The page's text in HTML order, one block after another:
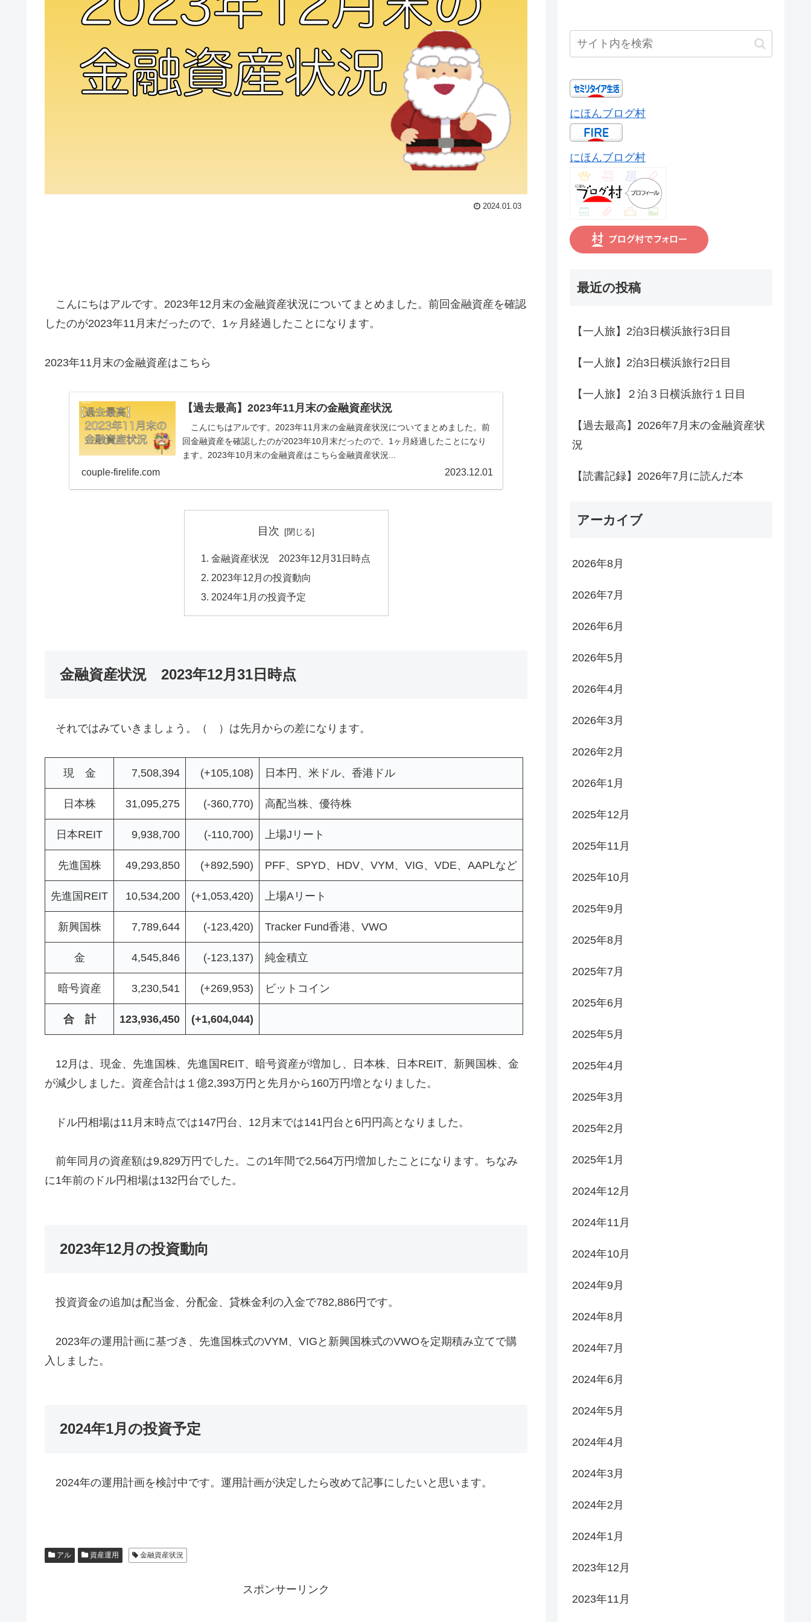
2024.01.03
こんにちはアルです。2023年12月末の金融資産状況についてまとめました。前回金融資産を確認
したのが2023年11月末だったので、1ヶ月経過したことになります。
2023年11月末の金融資産はこちら
【過去最高】2023年11月末の金融資産状況
こんにちはアルです。2023年11月末の金融資産状況についてまとめました。前
回金融資産を確認したのが2023年10月末だったので、1ヶ月経過したことになり
ます。2023年10月末の金融資産はこちら金融資産状況...
couple-firelife.com 2023.12.01
目次
金融資産状況 2023年12月31日時点
2023年12月の投資動向
2024年1月の投資予定
金融資産状況 2023年12月31日時点
それではみていきましょう。（ ）は先月からの差になります。
現 金 7,508,394 (+105,108) 日本円、米ドル、香港ドル
日本株 31,095,275 (-360,770) 高配当株、優待株
日本REIT 9,938,700 (-110,700) 上場Jリート
先進国株 49,293,850 (+892,590) PFF、SPYD、HDV、VYM、VIG、VDE、AAPLなど
先進国REIT 10,534,200 (+1,053,420) 上場Aリート
新興国株 7,789,644 (-123,420) Tracker Fund香港、VWO
金 4,545,846 (-123,137) 純金積立
暗号資産 3,230,541 (+269,953) ビットコイン
合 計 123,936,450 (+1,604,044)
12月は、現金、先進国株、先進国REIT、暗号資産が増加し、日本株、日本REIT、新興国株、金
が減少しました。資産合計は１億2,393万円と先月から160万円増となりました。
ドル円相場は11月末時点では147円台、12月末では141円台と6円円高となりました。
前年同月の資産額は9,829万円でした。この1年間で2,564万円増加したことになります。ちなみ
に1年前のドル円相場は132円台でした。
2023年12月の投資動向
投資資金の追加は配当金、分配金、貸株金利の入金で782,886円です。
2023年の運用計画に基づき、先進国株式のVYM、VIGと新興国株式のVWOを定期積み立てで購
入しました。
2024年1月の投資予定
2024年の運用計画を検討中です。運用計画が決定したら改めて記事にしたいと思います。
アル 資産運用 金融資産状況
スポンサーリンク
にほんブログ村
にほんブログ村
最近の投稿
【一人旅】2泊3日横浜旅行3日目
【一人旅】2泊3日横浜旅行2日目
【一人旅】２泊３日横浜旅行１日目
【過去最高】2026年7月末の金融資産状
況
【読書記録】2026年7月に読んだ本
アーカイブ
2026年8月
2026年7月
2026年6月
2026年5月
2026年4月
2026年3月
2026年2月
2026年1月
2025年12月
2025年11月
2025年10月
2025年9月
2025年8月
2025年7月
2025年6月
2025年5月
2025年4月
2025年3月
2025年2月
2025年1月
2024年12月
2024年11月
2024年10月
2024年9月
2024年8月
2024年7月
2024年6月
2024年5月
2024年4月
2024年3月
2024年2月
2024年1月
2023年12月
2023年11月